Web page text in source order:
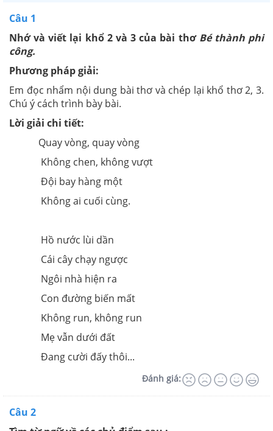
Câu 1
Nhớ và viết lại khổ 2 và 3 của bài thơ Bé thành phi
công.
Phương pháp giải:
Em đọc nhẩm nội dung bài thơ và chép lại khổ thơ 2, 3.
Chú ý cách trình bày bài.
Lời giải chi tiết:
Quay vòng, quay vòng
Không chen, không vượt
Đội bay hàng một
Không ai cuối cùng.
Hồ nước lùi dần
Cái cây chạy ngược
Ngôi nhà hiện ra
Con đường biến mất
Không run, không run
Mẹ vẫn dưới đất
Đang cười đấy thôi...
Đánh giá:
Câu 2